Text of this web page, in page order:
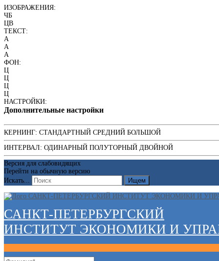
ИЗОБРАЖЕНИЯ:
ЧБ
ЦВ
ТЕКСТ:
A
A
A
ФОН:
Ц
Ц
Ц
Ц
НАСТРОЙКИ:
Дополнительные настройки
КЕРНИНГ: СТАНДАРТНЫЙ СРЕДНИЙ БОЛЬШОЙ
ИНТЕРВАЛ: ОДИНАРНЫЙ ПОЛУТОРНЫЙ ДВОЙНОЙ
Версия для слабовидящих
Перейти на обычную версию
Искать...
Ищем
САНКТ-ПЕТЕРБУРГСКИЙ
ИНСТИТУТ ЭКОНОМИКИ И